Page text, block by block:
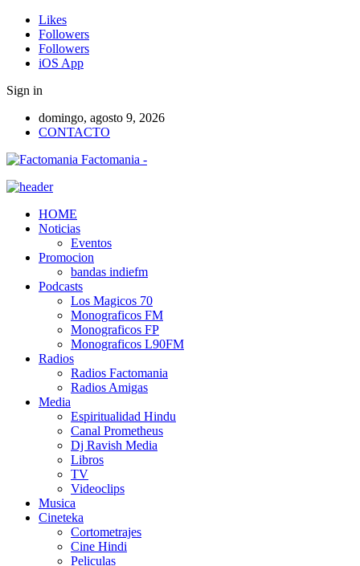
Likes
Followers
Followers
iOS App
Sign in
domingo, agosto 9, 2026
CONTACTO
Factomania -
HOME
Noticias
Eventos
Promocion
bandas indiefm
Podcasts
Los Magicos 70
Monograficos FM
Monograficos FP
Monograficos L90FM
Radios
Radios Factomania
Radios Amigas
Media
Espiritualidad Hindu
Canal Prometheus
Dj Ravish Media
Libros
TV
Videoclips
Musica
Cineteka
Cortometrajes
Cine Hindi
Peliculas